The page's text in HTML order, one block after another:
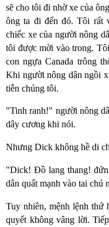
sẽ cho tôi đi nhờ xe của
ông ta đi đến đó. Tôi rất
chiếc xe của người nông
tôi được mời vào trong.
con ngựa Canada trông
Khi người nông dân ngồi
tiễn chúng tôi.
"Tinh ranh!" người nông
dây cương khi nói.
Nhưng Dick không hề di
"Dick! Đồ lang thang!
dân quất mạnh vào tai chú
Tuy nhiên, mệnh lệnh thứ
quyết không vâng lời.